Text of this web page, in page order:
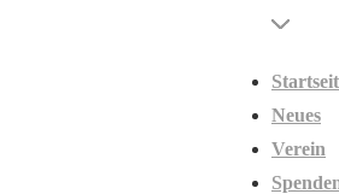
Menü
Neues
Verein